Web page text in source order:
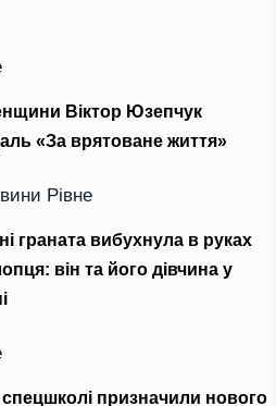
Віктор Юзепчук
«За врятоване життя»
Рівне
граната вибухнула в руках
він та його дівчина у
спецшколі призначили нового